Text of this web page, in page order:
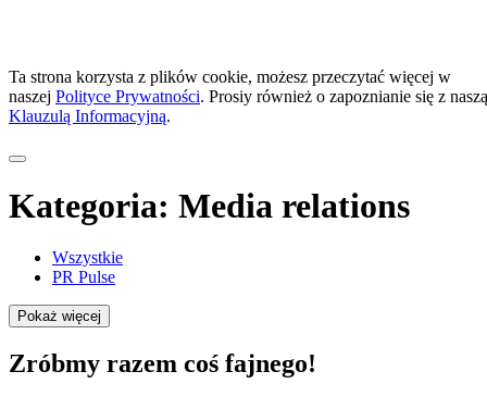
Ta strona korzysta z plików cookie, możesz przeczytać więcej w
naszej Polityce Prywatności. Prosiy również o zapoznianie się z naszą
Klauzulą Informacyjną.
Kategoria: Media relations
Wszystkie
PR Pulse
Pokaż więcej
Zróbmy razem coś fajnego!